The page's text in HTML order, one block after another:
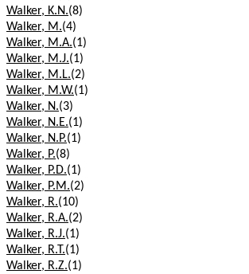
Walker, K.N.(8)
Walker, M.(4)
Walker, M.A.(1)
Walker, M.J.(1)
Walker, M.L.(2)
Walker, M.W.(1)
Walker, N.(3)
Walker, N.E.(1)
Walker, N.P.(1)
Walker, P.(8)
Walker, P.D.(1)
Walker, P.M.(2)
Walker, R.(10)
Walker, R.A.(2)
Walker, R.J.(1)
Walker, R.T.(1)
Walker, R.Z.(1)